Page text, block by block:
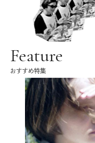
Feature
おすすめ特集